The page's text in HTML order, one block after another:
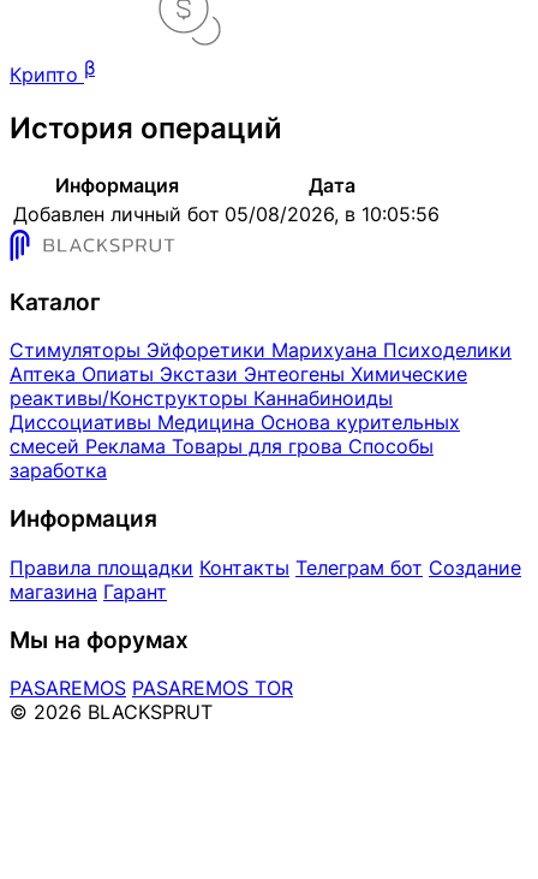
Крипто β
История операций
Информация
Дата
Добавлен личный бот 05/08/2026, в 10:05:56
Каталог
Стимуляторы Эйфоретики Марихуана Психоделики
Аптека Опиаты Экстази Энтеогены Химические
реактивы/Конструкторы Каннабиноиды
Диссоциативы Медицина Основа курительных
смесей Реклама Товары для грова Способы
заработка
Информация
Правила площадки Контакты Телеграм бот Создание
магазина Гарант
Мы на форумах
PASAREMOS PASAREMOS TOR
© 2026 BLACKSPRUT